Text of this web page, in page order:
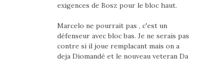
exigences de Bosz pour le bloc haut.
Marcelo ne pourrait pas , c'est un
défenseur avec bloc bas. Je ne serais pas
contre si il joue remplacant mais on a
deja Diomandé et le nouveau veteran Da